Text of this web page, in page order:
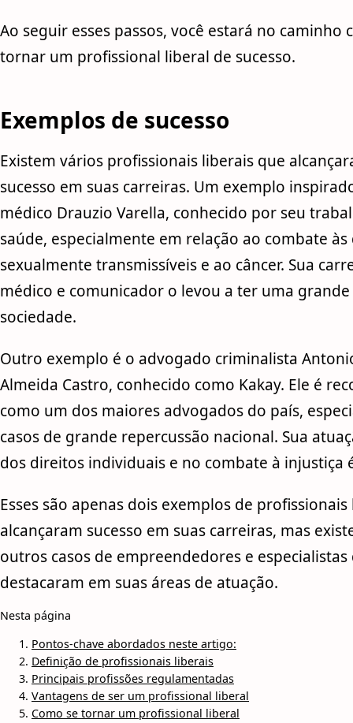
Ao seguir esses passos, você estará no caminho
tornar um profissional liberal de sucesso.
Exemplos de sucesso
Existem vários profissionais liberais que
sucesso em suas carreiras. Um exemplo
médico Drauzio Varella, conhecido por seu
saúde, especialmente em relação ao combate às
sexualmente transmissíveis e ao câncer. Sua
médico e comunicador o levou a ter uma
sociedade.
Outro exemplo é o advogado criminalista
Almeida Castro, conhecido como Kakay. Ele é
como um dos maiores advogados do país,
casos de grande repercussão nacional. Sua
dos direitos individuais e no combate à injustiça
Esses são apenas dois exemplos de
alcançaram sucesso em suas carreiras, mas
outros casos de empreendedores e especialistas
destacaram em suas áreas de atuação.
Nesta página
Pontos-chave abordados neste artigo:
Definição de profissionais liberais
Principais profissões regulamentadas
Vantagens de ser um profissional liberal
Como se tornar um profissional liberal